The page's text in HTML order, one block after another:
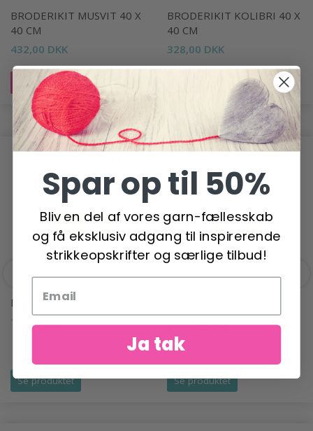
BRODERIKIT MUSVIT 40 X
40 CM
432,00 DKK
Læg i kurv
BRODERIKIT KOLIBRI 40 X
40 CM
328,00 DKK
DROPS PARIS
12,95 DKK
Se produktet
UDSKIFTLIGE RUNDPINDE
47,95 DKK
Se produktet
Spar op til 50%
Bliv en del af vores garn-fællesskab
og få eksklusiv adgang til inspirerende
strikkeopskrifter og særlige tilbud!
Ja tak